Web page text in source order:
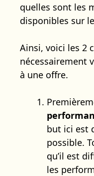
quelles sont les
disponibles sur
Ainsi, voici les 2
nécessairement
à une offre.
but ici est
possible.
qu’il est
les